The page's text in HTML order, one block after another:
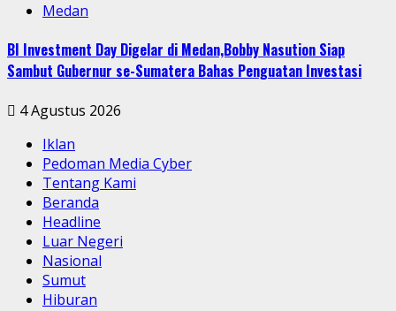
Medan
BI Investment Day Digelar di Medan,Bobby Nasution Siap
Sambut Gubernur se-Sumatera Bahas Penguatan Investasi
4 Agustus 2026
Iklan
Pedoman Media Cyber
Tentang Kami
Beranda
Headline
Luar Negeri
Nasional
Sumut
Hiburan